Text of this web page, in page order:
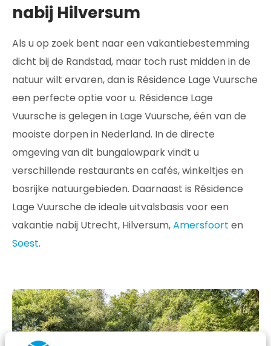
nabij Hilversum
Als u op zoek bent naar een vakantiebestemming
dicht bij de Randstad, maar toch rust midden in de
natuur wilt ervaren, dan is Résidence Lage Vuursche
een perfecte optie voor u. Résidence Lage
Vuursche is gelegen in Lage Vuursche, één van de
mooiste dorpen in Nederland. In de directe
omgeving van dit bungalowpark vindt u
verschillende restaurants en cafés, winkeltjes en
bosrijke natuurgebieden. Daarnaast is Résidence
Lage Vuursche de ideale uitvalsbasis voor een
vakantie nabij Utrecht, Hilversum,Amersfoort en
Soest.